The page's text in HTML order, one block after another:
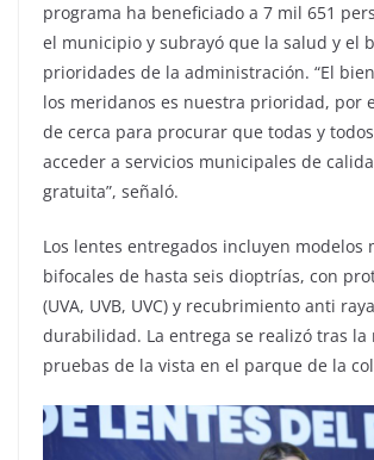
programa ha beneficiado a 7 mil 651
el municipio y subrayó que la salud y el
prioridades de la administración. “El
los meridanos es nuestra prioridad, por
de cerca para procurar que todas y
acceder a servicios municipales de
gratuita”, señaló.
Los lentes entregados incluyen modelos
bifocales de hasta seis dioptrías, con
(UVA, UVB, UVC) y recubrimiento anti
durabilidad. La entrega se realizó tras la
pruebas de la vista en el parque de la